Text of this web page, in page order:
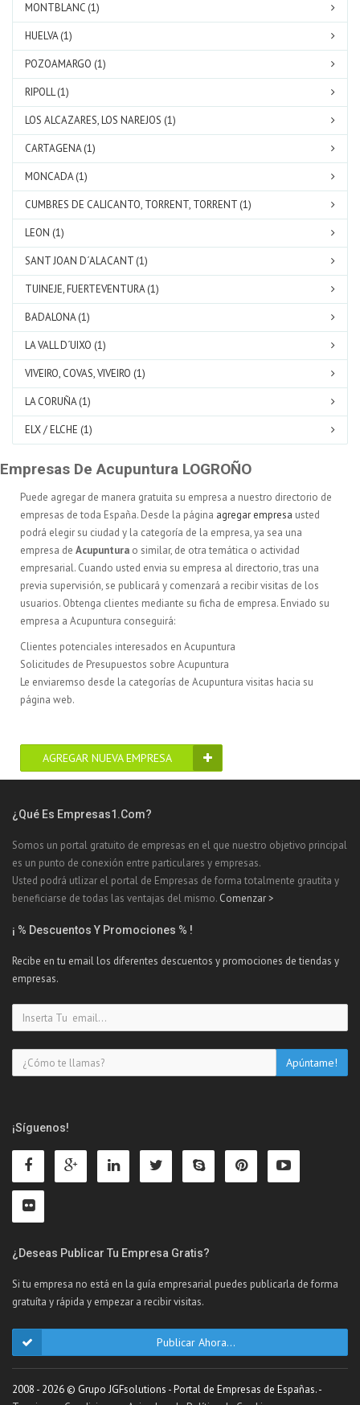
MONTBLANC (1)
HUELVA (1)
POZOAMARGO (1)
RIPOLL (1)
LOS ALCAZARES, LOS NAREJOS (1)
CARTAGENA (1)
MONCADA (1)
CUMBRES DE CALICANTO, TORRENT, TORRENT (1)
LEON (1)
SANT JOAN D´ALACANT (1)
TUINEJE, FUERTEVENTURA (1)
BADALONA (1)
LA VALL D´UIXO (1)
VIVEIRO, COVAS, VIVEIRO (1)
LA CORUÑA (1)
ELX / ELCHE (1)
Empresas De Acupuntura LOGROÑO
Puede agregar de manera gratuita su empresa a nuestro directorio de
empresas de toda España. Desde la página agregar empresa usted
podrá elegir su ciudad y la categoría de la empresa, ya sea una
empresa de Acupuntura o similar, de otra temática o actividad
empresarial. Cuando usted envia su empresa al directorio, tras una
previa supervisión, se publicará y comenzará a recibir visitas de los
usuarios. Obtenga clientes mediante su ficha de empresa. Enviado su
empresa a Acupuntura conseguirá:
Clientes potenciales interesados en Acupuntura
Solicitudes de Presupuestos sobre Acupuntura
Le enviaremso desde la categorías de Acupuntura visitas hacia su
página web.
AGREGAR NUEVA EMPRESA
¿Qué Es Empresas1.com?
Somos un portal gratuito de empresas en el que nuestro objetivo principal
es un punto de conexión entre particulares y empresas.
Usted podrá utlizar el portal de Empresas de forma totalmente grautita y
beneficiarse de todas las ventajas del mismo. Comenzar >
¡ % Descuentos Y Promociones % !
Recibe en tu email los diferentes descuentos y promociones de tiendas y
empresas.
¡Síguenos!
¿Deseas Publicar Tu Empresa Gratis?
Si tu empresa no está en la guía empresarial puedes publicarla de forma
gratuíta y rápida y empezar a recibir visitas.
Publicar Ahora...
2008 - 2026 © Grupo JGFsolutions - Portal de Empresas de Españas. -